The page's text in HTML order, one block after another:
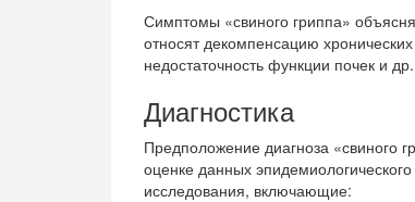
Симптомы «свиного гриппа»
относят декомпенсацию
недостаточность функции почек и др.
Диагностика
Предположение диагноза «свиного
оценке данных
исследования, включающие: